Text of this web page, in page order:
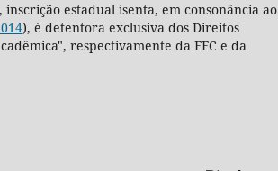
inscrição estadual isenta, em consonância ao
), é detentora exclusiva dos Direitos
respectivamente da FFC e da